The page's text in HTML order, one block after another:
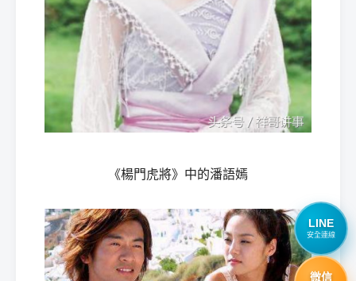
《楊門虎將》中的潘語嫣
LINE
安全連線
微信